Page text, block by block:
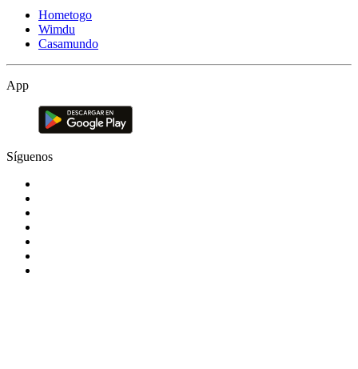
Hometogo
Wimdu
Casamundo
App
Síguenos